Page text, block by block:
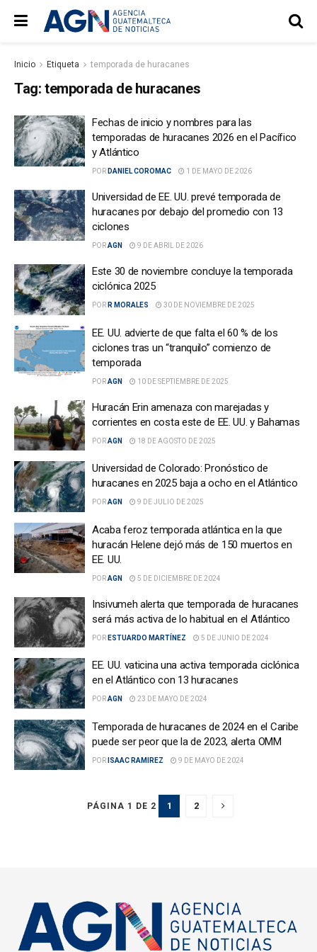
Inicio Etiqueta temporada de huracanes
Tag: temporada de huracanes
Fechas de inicio y nombres para las
temporadas de huracanes 2026 en el Pacífico
y Atlántico
POR DANIEL COROMAC 1 DE MAYO DE 2026
Universidad de EE. UU. prevé temporada de
huracanes por debajo del promedio con 13
ciclones
PORAGN 9 DE ABRIL DE 2026
Este 30 de noviembre concluye la temporada
ciclónica 2025
POR R MORALES 30 DE NOVIEMBRE DE 2025
EE. UU. advierte de que falta el 60 % de los
ciclones tras un “tranquilo” comienzo de
temporada
PORAGN 10 DE SEPTIEMBRE DE 2025
Huracán Erin amenaza con marejadas y
corrientes en costa este de EE. UU. y Bahamas
PORAGN 18 DE AGOSTO DE 2025
Universidad de Colorado: Pronóstico de
huracanes en 2025 baja a ocho en el Atlántico
PORAGN 9 DE JULIO DE 2025
Acaba feroz temporada atlántica en la que
huracán Helene dejó más de 150 muertos en
EE. UU.
PORAGN 5 DE DICIEMBRE DE 2024
Insivumeh alerta que temporada de huracanes
será más activa de lo habitual en el Atlántico
POR ESTUARDO MARTÍNEZ 5 DE JUNIO DE 2024
EE. UU. vaticina una activa temporada ciclónica
en el Atlántico con 13 huracanes
PORAGN 23 DE MAYO DE 2024
Temporada de huracanes de 2024 en el Caribe
puede ser peor que la de 2023, alerta OMM
POR ISAAC RAMIREZ 9 DE MAYO DE 2024
PÁGINA 1 DE 2 1 2